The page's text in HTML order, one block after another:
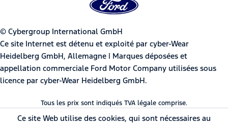
© Cybergroup International GmbH
Ce site Internet est détenu et exploité par cyber-Wear
Heidelberg GmbH, Allemagne | Marques déposées et
appellation commerciale Ford Motor Company utilisées sous
licence par cyber-Wear Heidelberg GmbH.
Tous les prix sont indiqués TVA légale comprise.
Ce site Web utilise des cookies, qui sont nécessaires au